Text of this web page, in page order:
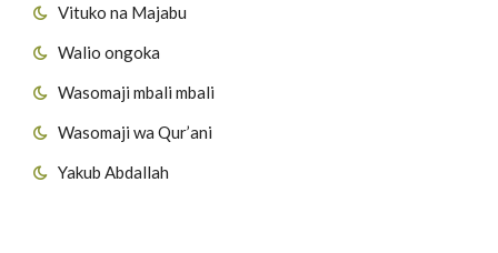
Vituko na Majabu
Walio ongoka
Wasomaji mbali mbali
Wasomaji wa Qur’ani
Yakub Abdallah